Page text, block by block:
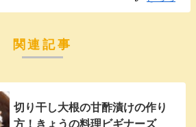
関連記事
切り干し大根の甘酢漬けの作り
方！きょうの料理ビギナーズ